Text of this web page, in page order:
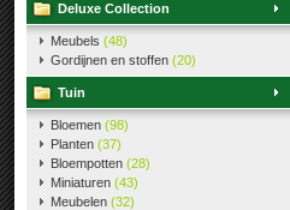
Deluxe Collection
Meubels (48)
Gordijnen en stoffen (20)
Tuin
Bloemen (98)
Planten (37)
Bloempotten (28)
Miniaturen (43)
Meubelen (32)